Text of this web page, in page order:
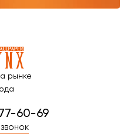
рынке
60-69